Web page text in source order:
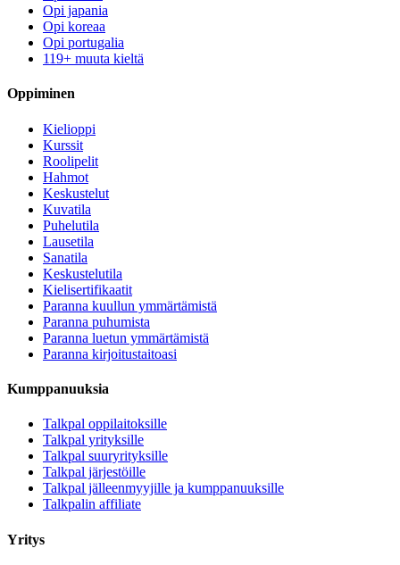
Opi japania
Opi koreaa
Opi portugalia
119+ muuta kieltä
Oppiminen
Kielioppi
Kurssit
Roolipelit
Hahmot
Keskustelut
Kuvatila
Puhelutila
Lausetila
Sanatila
Keskustelutila
Kielisertifikaatit
Paranna kuullun ymmärtämistä
Paranna puhumista
Paranna luetun ymmärtämistä
Paranna kirjoitustaitoasi
Kumppanuuksia
Talkpal oppilaitoksille
Talkpal yrityksille
Talkpal suuryrityksille
Talkpal järjestöille
Talkpal jälleenmyyjille ja kumppanuuksille
Talkpalin affiliate
Yritys